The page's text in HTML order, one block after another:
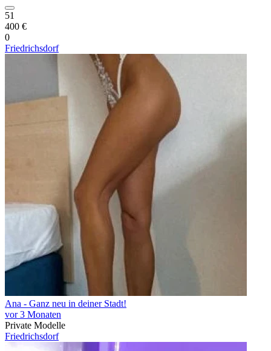
51
400 €
0
Friedrichsdorf
Ana - Ganz neu in deiner Stadt!
vor 3 Monaten
Private Modelle
Friedrichsdorf